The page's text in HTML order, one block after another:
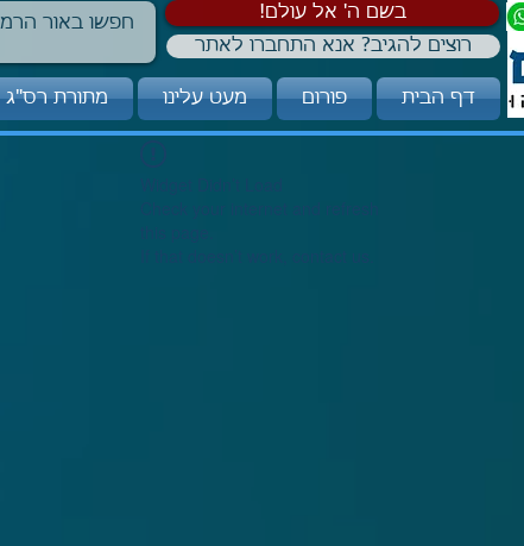
!בשם ה' אל עולם
רוצים להגיב? אנא התחברו לאתר
דף הבית פורום מעט עלינו מתורת רס"ג